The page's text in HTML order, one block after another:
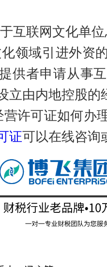
互联网文化单
领域引进外资
供者申请从事
立由内地控股
营许可证如何办
证可以在线咨询